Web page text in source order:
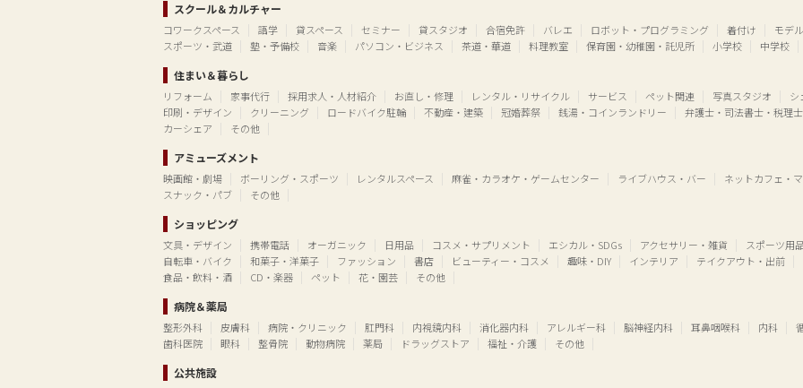
スクール＆カルチャー
コワークスペース 語学 貸スペース セミナー 貸スタジオ 合宿免許 バレエ ロボット・プログラミング 着付け
モデ
スポーツ・武道
塾・予備校 音楽 パソコン・ビジネス 茶道・華道 料理教室 保育園・幼稚園・託児所 小学校 中学校
住まい＆暮らし
リフォーム 家事代行 採用求人・人材紹介 お直し・修理 レンタル・リサイクル サービス ペット関連 写真スタジオ
シ
印刷・デザイン
クリーニング ロードバイク駐輪 不動産・建築 冠婚葬祭 銭湯・コインランドリー
弁護士・司法書士・税理士
カーシェア
その他
アミューズメント
映画館・劇場 ボーリング・スポーツ レンタルスペース 麻雀・カラオケ・ゲームセンター ライブハウス・バー
ネットカフェ・
スナック・パブ
その他
ショッピング
文具・デザイン 携帯電話 オーガニック 日用品 コスメ・サプリメント エシカル・SDGs アクセサリー・雑貨
スポーツ用
自転車・バイク
和菓子・洋菓子 ファッション 書店 ビューティー・コスメ 趣味・DIY インテリア
テイクアウト・出前
食品・飲料・酒
CD・楽器 ペット 花・園芸 その他
病院＆薬局
整形外科 皮膚科 病院・クリニック 肛門科 内視鏡内科 消化器内科 アレルギー科 脳神経内科 耳鼻咽喉科 内科
歯科医院
眼科 整骨院 動物病院 薬局 ドラッグストア 福祉・介護 その他
公共施設